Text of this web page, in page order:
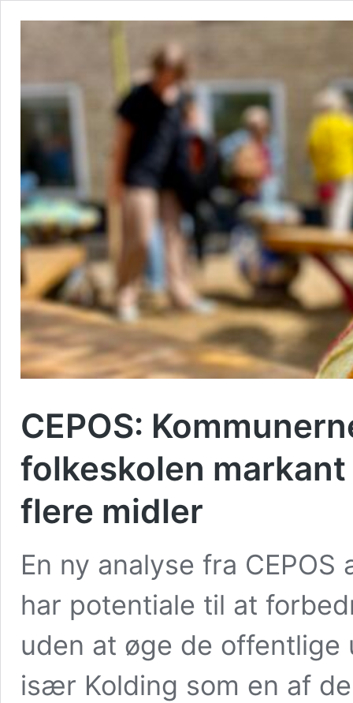
CEPOS:
folkeskolen
flere midler
En ny analyse fra
har potentiale til at
uden at øge de
især Kolding som en af